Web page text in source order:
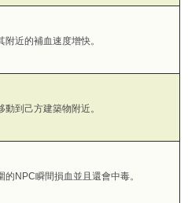
附近的補血速度增快。
到己方建築物附近。
的NPC瞬間損血並且還會中毒。